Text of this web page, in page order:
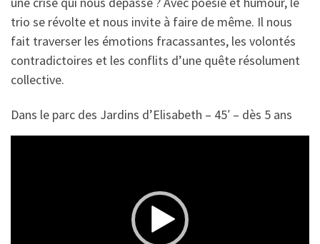
trio se révolte et nous invite à faire de même. Il nous
fait traverser les émotions fracassantes, les volontés
contradictoires et les conflits d’une quête résolument
collective.
Dans le parc des Jardins d’Elisabeth – 45′ – dès 5 ans